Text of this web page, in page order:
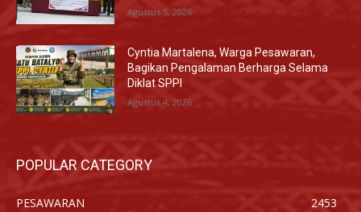
Agustus 5, 2026
Cyntia Martalena, Warga Pesawaran,
Bagikan Pengalaman Berharga Selama
Diklat SPPI
Agustus 4, 2026
POPULAR CATEGORY
PESAWARAN
2453